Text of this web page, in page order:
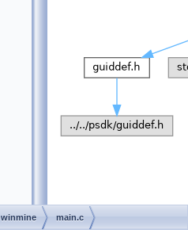
winmine main.c